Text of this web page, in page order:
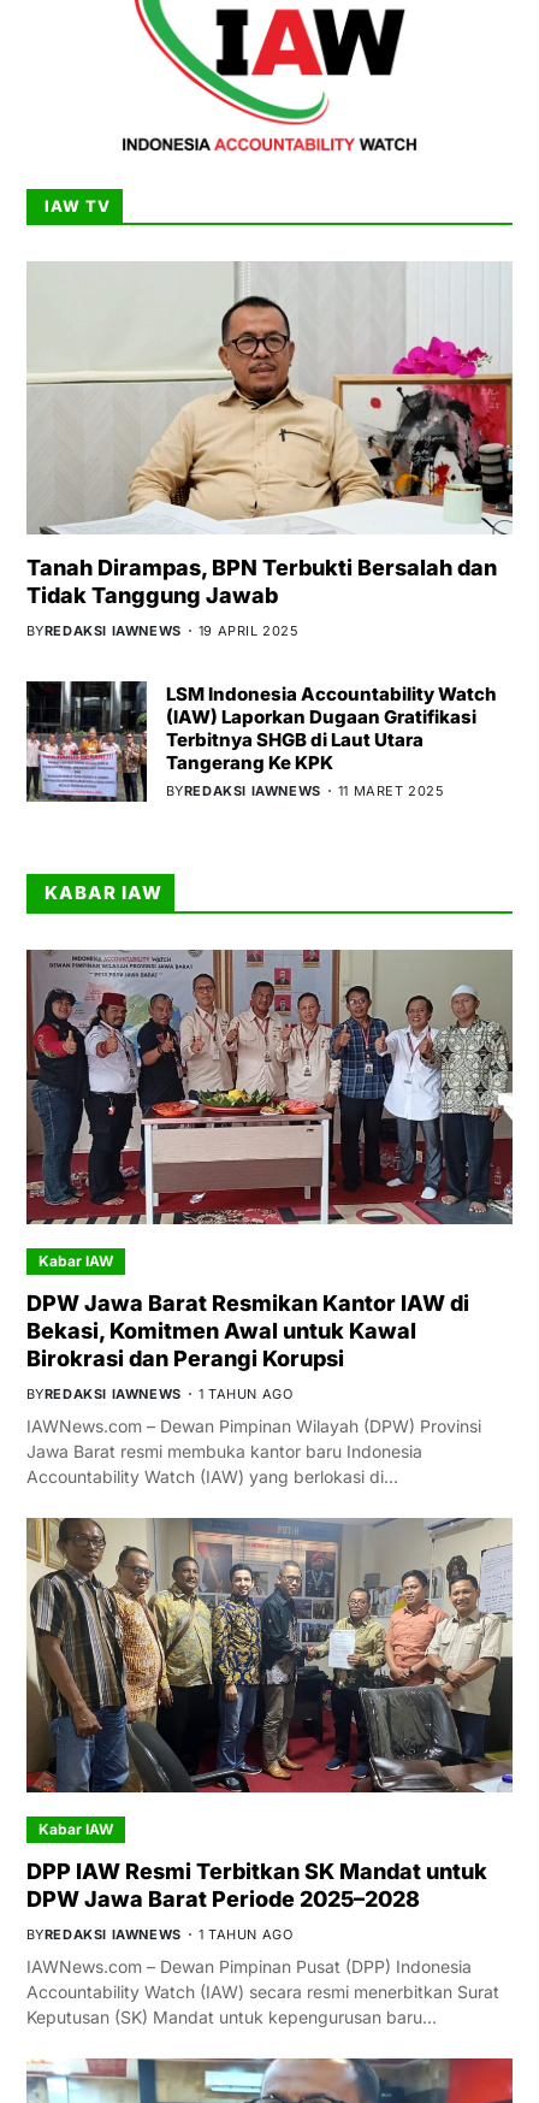
IAW TV
Tanah Dirampas, BPN Terbukti Bersalah dan
Tidak Tanggung Jawab
BYREDAKSI IAWNEWS 19 APRIL 2025
LSM Indonesia Accountability Watch
(IAW) Laporkan Dugaan Gratifikasi
Terbitnya SHGB di Laut Utara
Tangerang Ke KPK
BYREDAKSI IAWNEWS 11 MARET 2025
KABAR IAW
Kabar IAW
DPW Jawa Barat Resmikan Kantor IAW di
Bekasi, Komitmen Awal untuk Kawal
Birokrasi dan Perangi Korupsi
BYREDAKSI IAWNEWS 1 TAHUN AGO
IAWNews.com – Dewan Pimpinan Wilayah (DPW) Provinsi
Jawa Barat resmi membuka kantor baru Indonesia
Accountability Watch (IAW) yang berlokasi di…
Kabar IAW
DPP IAW Resmi Terbitkan SK Mandat untuk
DPW Jawa Barat Periode 2025–2028
BYREDAKSI IAWNEWS 1 TAHUN AGO
IAWNews.com – Dewan Pimpinan Pusat (DPP) Indonesia
Accountability Watch (IAW) secara resmi menerbitkan Surat
Keputusan (SK) Mandat untuk kepengurusan baru…